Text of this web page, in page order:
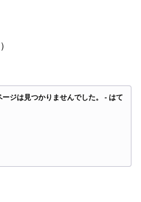
ージは見つかりませんでした。 - はて